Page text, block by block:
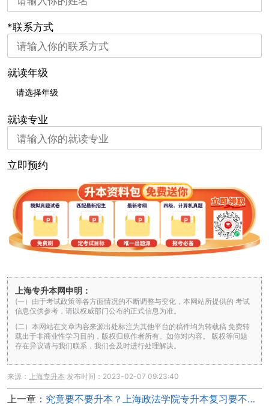
*联系方式
就读年级
就读专业
立即预约
上海专升本网申明：
(一）由于考试政策等各方面情况的不断调整与变化，本网站所提供的 考试
信息仅供参考，请以权威部门公布的正式信息为准。
(二）本网站在文章内容来源出处标注为其他平台的稿件均为转载稿 免费转
载出于非商业性学习目的，版权归原作者所有。如你对内容。 版权等问题
存在异议请与我们联系，我们会及时进行处理解决。
来源： 上海专升本 发布时间：2023-02-07 09:23:40
上一章： 究竟要不要升本？上海政法学院专升本复习要不要报班？